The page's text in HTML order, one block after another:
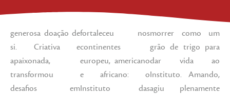
generosa doação de
si. Criativa e
apaixonada,
transformou
desafios em
de amor que se
fortaleceu nos
continentes
europeu, americano
e africano: o
Instituto das
teve a coragem de
morrer como um
grão de trigo para
dar vida ao
Instituto. Amando,
agiu plenamente